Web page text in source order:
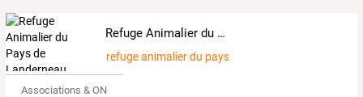
Refuge Animalier du Pays de Landerneau
refuge animalier du pays de landerneau
Associations & ONG